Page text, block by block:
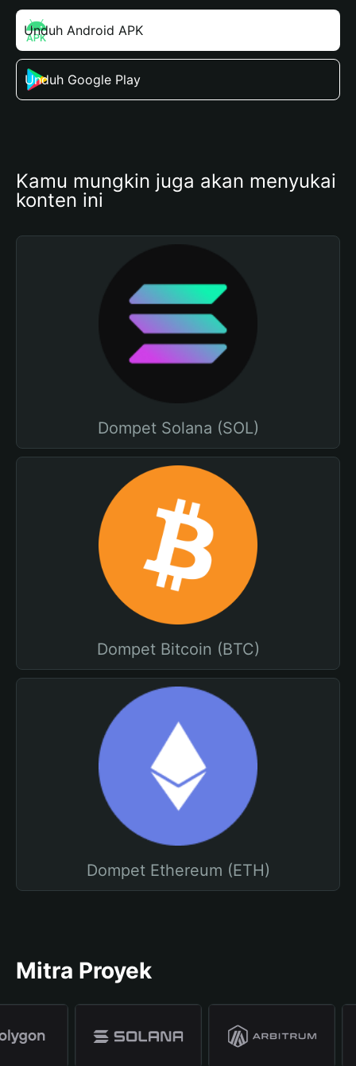
Unduh Android APK
Unduh Google Play
Kamu mungkin juga akan menyukai
konten ini
Dompet Solana (SOL)
Dompet Bitcoin (BTC)
Dompet Ethereum (ETH)
Mitra Proyek